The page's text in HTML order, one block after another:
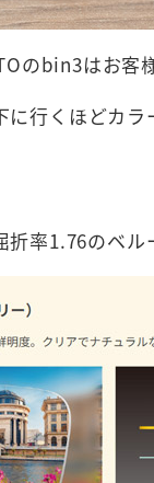
のbin3はお客
に行くほどカ
率1.76のベル